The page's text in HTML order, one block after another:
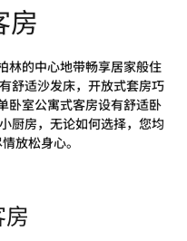
房
林的中心地带畅享居家般住
舒适沙发床，开放式套房巧
卧室公寓式客房设有舒适卧
厨房，无论如何选择，您均
放松身心。